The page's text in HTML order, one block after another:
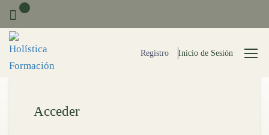
Registro Inicio de Sesión
Acceder